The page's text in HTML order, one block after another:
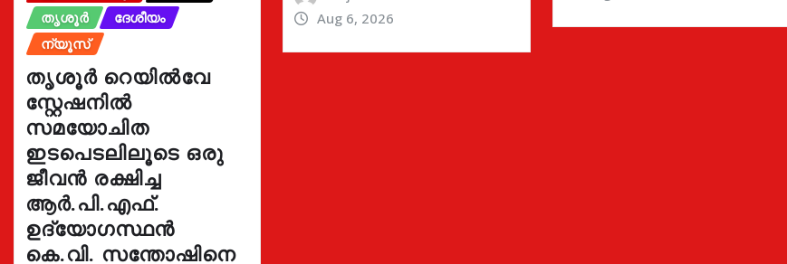
തൃശൂർ
ദേശീയം
ന്യൂസ്
തൃശൂർ റെയിൽവേ
സ്റ്റേഷനിൽ
സമയോചിത
ഇടപെടലിലൂടെ ഒരു
ജീവൻ രക്ഷിച്ച
ആർ.പി.എഫ്.
ഉദ്യോഗസ്ഥൻ
കെ.വി. സന്തോഷിനെ
Aug 6, 2026